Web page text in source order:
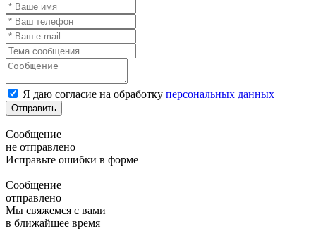
Я даю согласие на обработку персональных данных
Отправить
Сообщение
не отправлено
Исправьте ошибки в форме
Сообщение
отправлено
Мы свяжемся с вами
в ближайшее время